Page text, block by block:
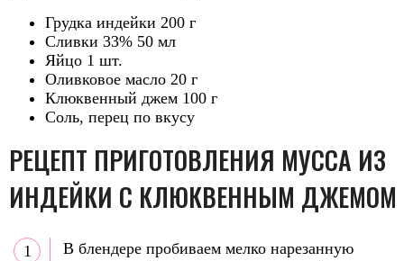
Грудка индейки 200 г
Сливки 33% 50 мл
Яйцо 1 шт.
Оливковое масло 20 г
Клюквенный джем 100 г
Соль, перец по вкусу
РЕЦЕПТ ПРИГОТОВЛЕНИЯ МУССА ИЗ
ИНДЕЙКИ С КЛЮКВЕННЫМ ДЖЕМОМ
В блендере пробиваем мелко нарезанную